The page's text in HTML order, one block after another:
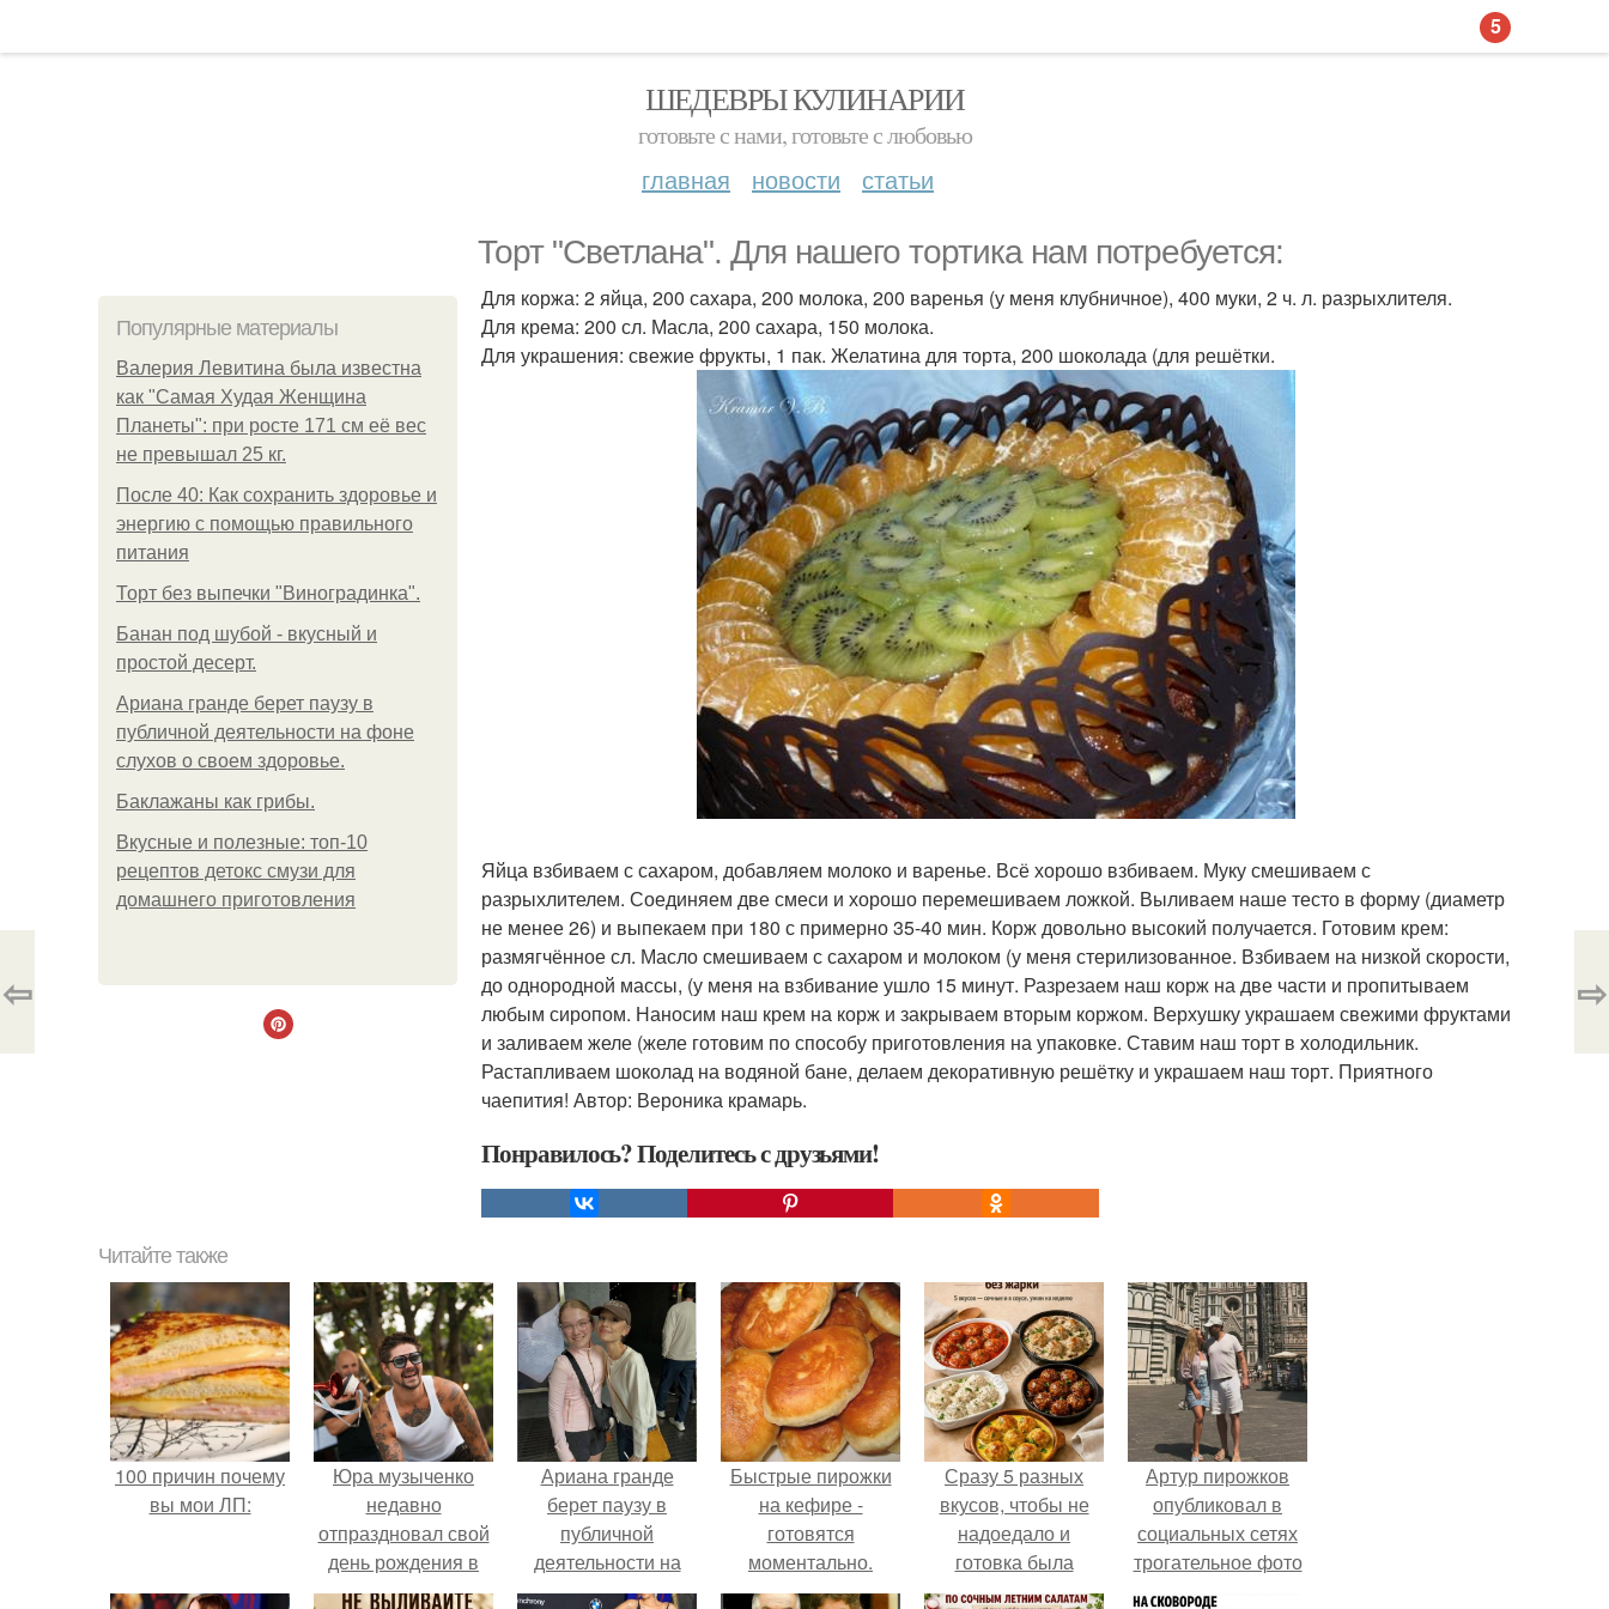
ШЕДЕВРЫ КУЛИНАРИИ
готовьте с нами, готовьте с любовью
главная новости статьи
Торт "Светлана". Для нашего тортика нам потребуется:
Популярные материалы
Валерия Левитина была известна
как "Самая Худая Женщина
Планеты": при росте 171 см её вес
не превышал 25 кг.
После 40: Как сохранить здоровье и
энергию с помощью правильного
питания
Торт без выпечки "Виноградинка".
Банан под шубой - вкусный и
простой десерт.
Ариана гранде берет паузу в
публичной деятельности на фоне
слухов о своем здоровье.
Баклажаны как грибы.
Вкусные и полезные: топ-10
рецептов детокс смузи для
домашнего приготовления
Для коржа: 2 яйца, 200 сахара, 200 молока, 200 варенья (у меня клубничное), 400 муки, 2 ч. л. разрыхлителя.
Для крема: 200 сл. Масла, 200 сахара, 150 молока.
Для украшения: свежие фрукты, 1 пак. Желатина для торта, 200 шоколада (для решётки.
Яйца взбиваем с сахаром, добавляем молоко и варенье. Всё хорошо взбиваем. Муку смешиваем с
разрыхлителем. Соединяем две смеси и хорошо перемешиваем ложкой. Выливаем наше тесто в форму (диаметр
не менее 26) и выпекаем при 180 с примерно 35-40 мин. Корж довольно высокий получается. Готовим крем:
размягчённое сл. Масло смешиваем с сахаром и молоком (у меня стерилизованное. Взбиваем на низкой скорости,
до однородной массы, (у меня на взбивание ушло 15 минут. Разрезаем наш корж на две части и пропитываем
любым сиропом. Наносим наш крем на корж и закрываем вторым коржом. Верхушку украшаем свежими фруктами
и заливаем желе (желе готовим по способу приготовления на упаковке. Ставим наш торт в холодильник.
Растапливаем шоколад на водяной бане, делаем декоративную решётку и украшаем наш торт. Приятного
чаепития! Автор: Вероника крамарь.
Понравилось? Поделитесь с друзьями!
⇦ ⇨
Читайте также
100 причин почему
вы мои ЛП:
Юра музыченко
недавно
отпраздновал свой
день рождения в
кругу самых
Ариана гранде
берет паузу в
публичной
деятельности на
фоне слухов о
Быстрые пирожки
на кефире -
готовятся
моментально.
Сразу 5 разных
вкусов, чтобы не
надоедало и
готовка была
проще.
Артур пирожков
опубликовал в
социальных сетях
трогательное фото
с супругой
5